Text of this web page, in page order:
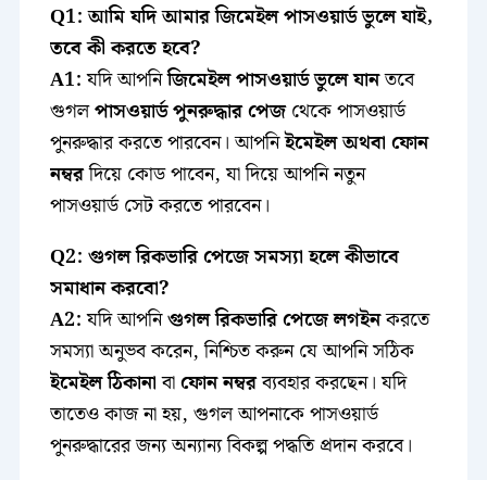
Q1: আমি যদি আমার জিমেইল পাসওয়ার্ড ভুলে যাই,
তবে কী করতে হবে?
A1:যদি আপনিজিমেইল পাসওয়ার্ড ভুলে যানতবে
গুগলপাসওয়ার্ড পুনরুদ্ধার পেজথেকে পাসওয়ার্ড
পুনরুদ্ধার করতে পারবেন। আপনিইমেইল অথবা ফোন
নম্বরদিয়ে কোড পাবেন, যা দিয়ে আপনি নতুন
পাসওয়ার্ড সেট করতে পারবেন।
Q2: গুগল রিকভারি পেজে সমস্যা হলে কীভাবে
সমাধান করবো?
A2:যদি আপনিগুগল রিকভারি পেজে লগইনকরতে
সমস্যা অনুভব করেন, নিশ্চিত করুন যে আপনি সঠিক
ইমেইল ঠিকানাবাফোন নম্বরব্যবহার করছেন। যদি
তাতেও কাজ না হয়, গুগল আপনাকে পাসওয়ার্ড
পুনরুদ্ধারের জন্য অন্যান্য বিকল্প পদ্ধতি প্রদান করবে।